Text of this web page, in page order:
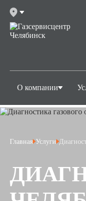
О компании
Главная Услуги